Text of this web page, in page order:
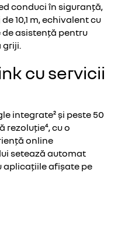
conduci în siguranță,
10,1 m, echivalent cu
de asistență pentru
griji.
cu servicii
integrate² și peste 50
rezoluție⁴, cu o
online
setează automat
aplicațiile afișate pe